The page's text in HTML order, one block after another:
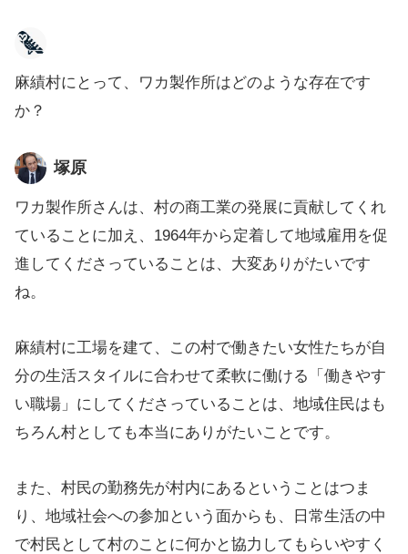
麻績村にとって、ワカ製作所はどのような存在です
か？
塚原
ワカ製作所さんは、村の商工業の発展に貢献してくれ
ていることに加え、1964年から定着して地域雇用を促
進してくださっていることは、大変ありがたいです
ね。
麻績村に工場を建て、この村で働きたい女性たちが自
分の生活スタイルに合わせて柔軟に働ける「働きやす
い職場」にしてくださっていることは、地域住民はも
ちろん村としても本当にありがたいことです。
また、村民の勤務先が村内にあるということはつま
り、地域社会への参加という面からも、日常生活の中
で村民として村のことに何かと協力してもらいやすく